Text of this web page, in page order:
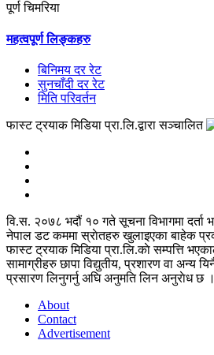
पूर्ण चिमरिया
महत्वपूर्ण लिङ्कहरु
बिनिमय दर रेट
सुनचाँदी दर रेट
मिति परिवर्तन
फास्ट ट्रयाक मिडिया प्रा.लि.द्वारा सञ्चालित
वि.स. २०७८ भदौं १० गते सूचना विभागमा
नेपाल डट कममा स्राेतहरु खुलाइएका बाहेक
फास्ट ट्रयाक मिडिया प्रा.लि.काे सम्पत्ति
सामाग्रीहरु छापा विद्युतीय, प्रशारण वा अन्य
प्रसारण लिनुगर्नु अघि अनुमति लिन अनुराेध छ ।
About
Contact
Advertisement